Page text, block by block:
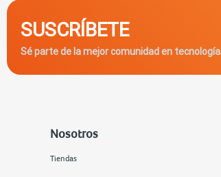
SUSCRÍBETE
Sé parte de la mejor comunidad en tecnología
Nosotros
Tiendas